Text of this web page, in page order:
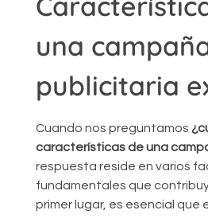
una
publicitaria
Cuando nos preguntamos
características de una
respuesta reside en varios
fundamentales que
primer lugar, es esencial que